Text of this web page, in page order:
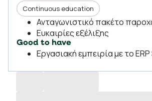
Continuous education
Ανταγωνιστικό πακέτο
Ευκαιρίες εξέλιξης
Good to have
Εργασιακή εμπειρία με το